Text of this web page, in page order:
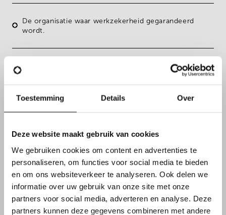
Toestemming Details Over
Deze website maakt gebruik van cookies
We gebruiken cookies om content en advertenties te
personaliseren, om functies voor social media te bieden
en om ons websiteverkeer te analyseren. Ook delen we
informatie over uw gebruik van onze site met onze
partners voor social media, adverteren en analyse. Deze
partners kunnen deze gegevens combineren met andere
De organisatie waar werkzekerheid gegarandeerd
wordt.
FUNCTIEVEREISTEN